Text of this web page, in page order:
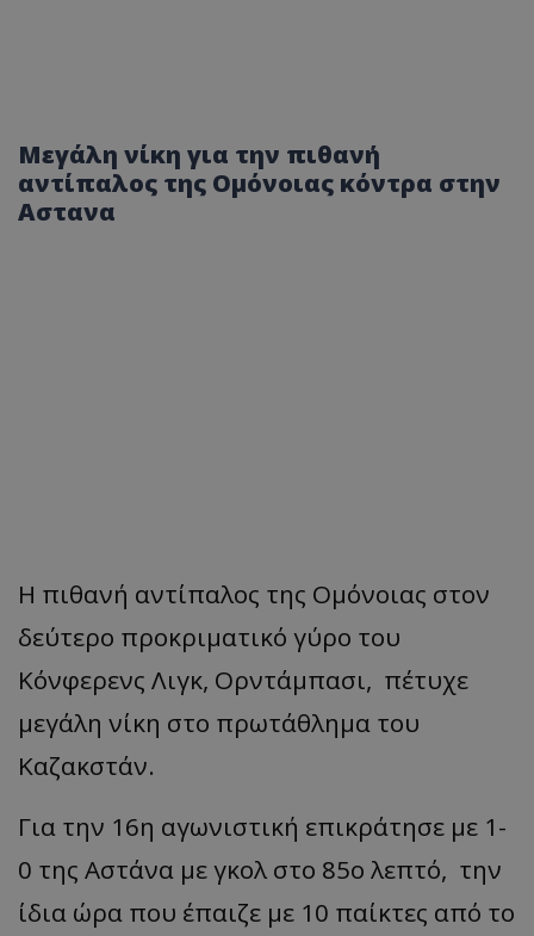
Μεγάλη νίκη για την πιθανή
αντίπαλος της Ομόνοιας κόντρα στην
Αστανα
Η πιθανή αντίπαλος της Ομόνοιας στον
δεύτερο προκριματικό γύρο του
Κόνφερενς Λιγκ, Ορντάμπασι, πέτυχε
μεγάλη νίκη στο πρωτάθλημα του
Καζακστάν.
Για την 16η αγωνιστική επικράτησε με 1-
0 της Αστάνα με γκολ στο 85ο λεπτό, την
ίδια ώρα που έπαιζε με 10 παίκτες από το